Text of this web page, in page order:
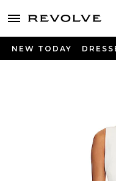
menu - shows more content
NEW TODAY